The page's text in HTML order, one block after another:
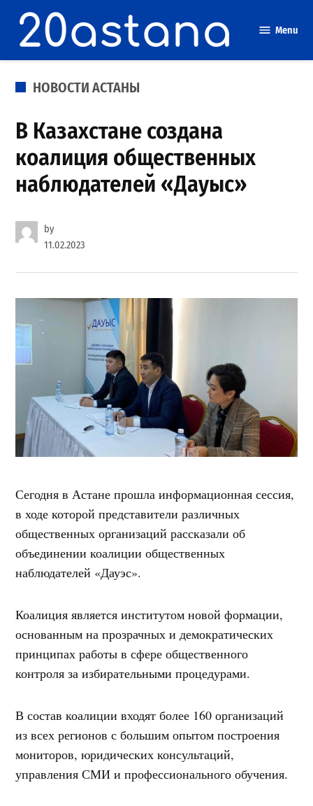
content
Menu
POSTED
НОВОСТИ АСТАНЫ
В Казахстане создана
коалиция общественных
наблюдателей «Дауыс»
by
11.02.2023
Сегодня в Астане прошла информационная сессия,
в ходе которой представители различных
общественных организаций рассказали об
объединении коалиции общественных
наблюдателей «Дауэс».
Коалиция является институтом новой формации,
основанным на прозрачных и демократических
принципах работы в сфере общественного
контроля за избирательными процедурами.
В состав коалиции входят более 160 организаций
из всех регионов с большим опытом построения
мониторов, юридических консультаций,
управления СМИ и профессионального обучения.